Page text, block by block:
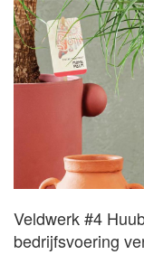
Veldwerk #4
bedrijfsvoering